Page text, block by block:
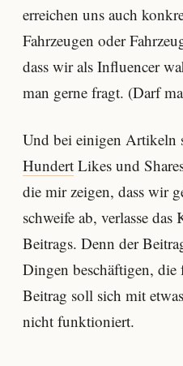
erreichen uns auch
Fahrzeugen oder
dass wir als Influencer
man gerne fragt. (Darf
Und bei einigen Artikeln
Hundert Likes und
die mir zeigen, dass wir
schweife ab, verlasse das
Beitrags. Denn der
Dingen beschäftigen,
Beitrag soll sich mit
nicht funktioniert.